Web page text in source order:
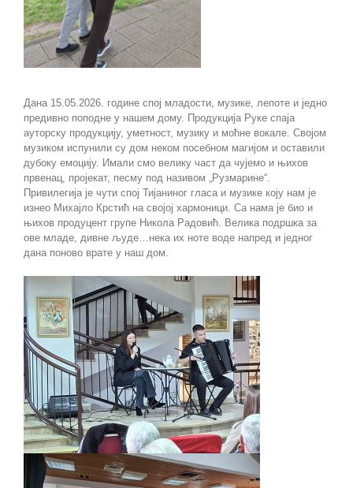
Дана 15.05.2026. године спој младости, музике, лепоте и једно
предивно поподне у нашем дому. Продукција Руке спаја
ауторску продукцију, уметност, музику и моћне вокале. Својом
музиком испунили су дом неком посебном магијом и оставили
дубоку емоцију. Имали смо велику част да чујемо и њихов
првенац, пројекат, песму под називом „Рузмарине“.
Привилегија је чути спој Тијаниног гласа и музике коју нам је
изнео Михајло Крстић на својој хармоници. Са нама је био и
њихов продуцент групе Никола Радовић. Велика подршка за
ове младе, дивне људе…нека их ноте воде напред и једног
дана поново врате у наш дом.